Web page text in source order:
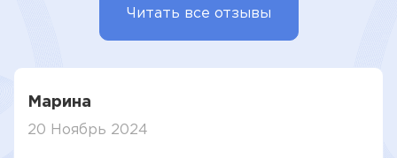
Читать все отзывы
Марина
20 Ноябрь 2024